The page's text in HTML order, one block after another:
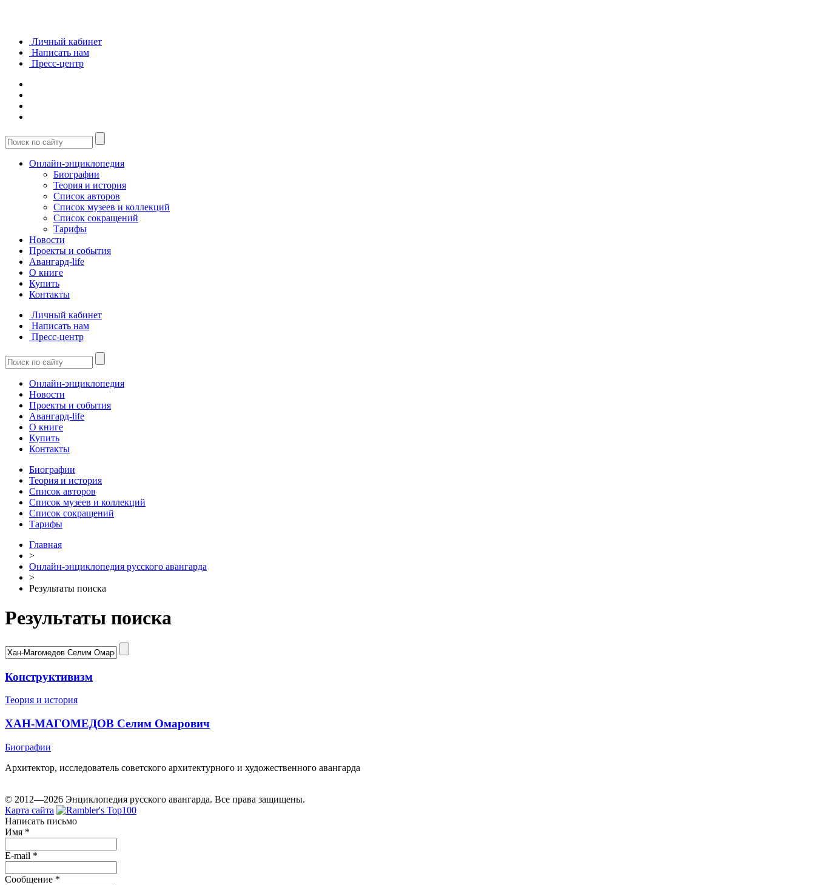
Личный кабинет
Написать нам
Пресс-центр
Онлайн-энциклопедия
Биографии
Теория и история
Список авторов
Список музеев и коллекций
Список сокращений
Тарифы
Новости
Проекты и события
Авангард-life
О книге
Купить
Контакты
Личный кабинет
Написать нам
Пресс-центр
Онлайн-энциклопедия
Новости
Проекты и события
Авангард-life
О книге
Купить
Контакты
Биографии
Теория и история
Список авторов
Список музеев и коллекций
Список сокращений
Тарифы
Главная
>
Онлайн-энциклопедия русского авангарда
>
Результаты поиска
Результаты поиска
Конструктивизм
Теория и история
ХАН-МАГОМЕДОВ Селим Омарович
Биографии
Архитектор, исследователь советского архитектурного и художественного авангарда
© 2012—2026 Энциклопедия русского авангарда. Все права защищены.
Карта сайта
Написать письмо
Имя *
E-mail *
Сообщение *